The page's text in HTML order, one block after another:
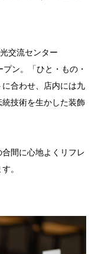
交流センター
ン。「ひと・もの・
合わせ、店内には九
技術を生かした装飾
間に心地よくリフレ
。